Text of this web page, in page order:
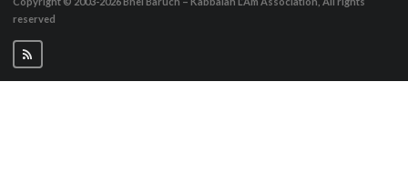
reserved